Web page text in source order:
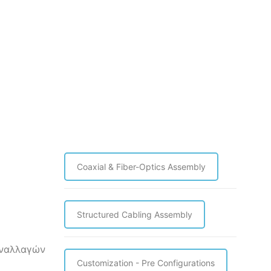
Coaxial & Fiber-Optics Assembly
Structured Cabling Assembly
Customization - Pre Configurations